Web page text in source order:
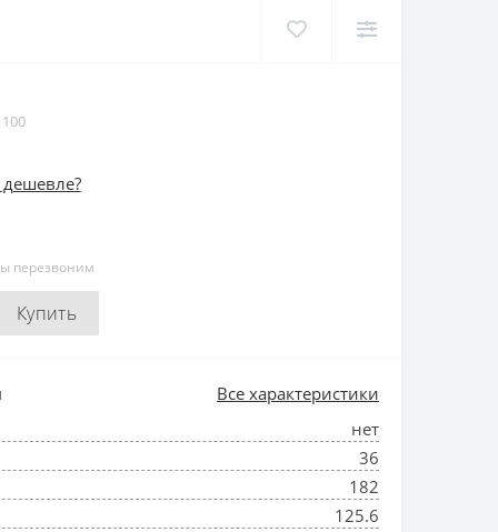
100
перезвоним
Купить
Все характеристики
нет
36
182
125.6